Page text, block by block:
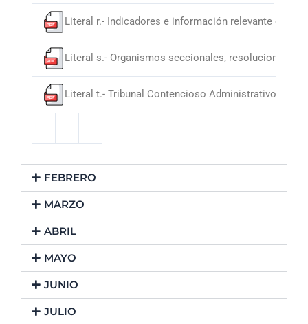
Literal r.- Indicadores e información relevante del
Literal s.- Organismos seccionales, resoluciones,
Literal t.- Tribunal Contencioso Administrativo
FEBRERO
MARZO
ABRIL
MAYO
JUNIO
JULIO